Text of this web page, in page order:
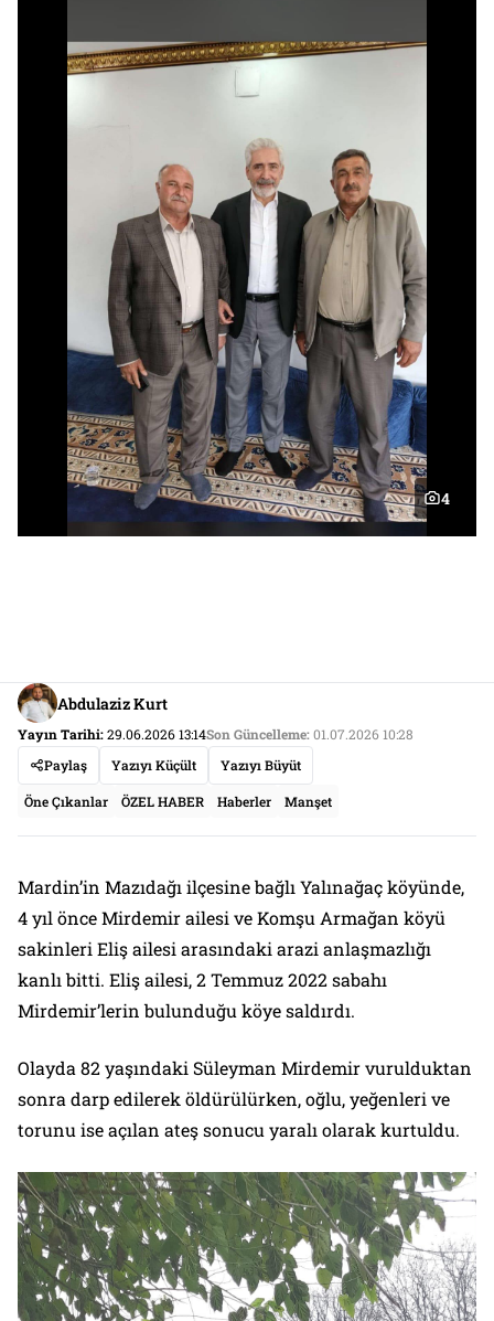
4
Abdulaziz Kurt
Yayın Tarihi:29.06.2026 13:14Son Güncelleme:01.07.2026 10:28
Paylaş
Yazıyı Küçült Yazıyı Büyüt
Öne Çıkanlar ÖZEL HABER Haberler Manşet
Mardin’in Mazıdağı ilçesine bağlı Yalınağaç köyünde,
4 yıl önce Mirdemir ailesi ve Komşu Armağan köyü
sakinleri Eliş ailesi arasındaki arazi anlaşmazlığı
kanlı bitti. Eliş ailesi, 2 Temmuz 2022 sabahı
Mirdemir’lerin bulunduğu köye saldırdı.
Olayda 82 yaşındaki Süleyman Mirdemir vurulduktan
sonra darp edilerek öldürülürken, oğlu, yeğenleri ve
torunu ise açılan ateş sonucu yaralı olarak kurtuldu.